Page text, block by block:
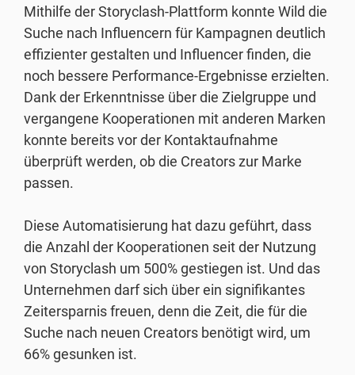
Mithilfe der Storyclash-Plattform konnte Wild die
Suche nach Influencern für Kampagnen deutlich
effizienter gestalten und Influencer finden, die
noch bessere Performance-Ergebnisse erzielten.
Dank der Erkenntnisse über die Zielgruppe und
vergangene Kooperationen mit anderen Marken
konnte bereits vor der Kontaktaufnahme
überprüft werden, ob die Creators zur Marke
passen.
Diese Automatisierung hat dazu geführt, dass
die Anzahl der Kooperationen seit der Nutzung
von Storyclash um 500% gestiegen ist. Und das
Unternehmen darf sich über ein signifikantes
Zeitersparnis freuen, denn die Zeit, die für die
Suche nach neuen Creators benötigt wird, um
66% gesunken ist.